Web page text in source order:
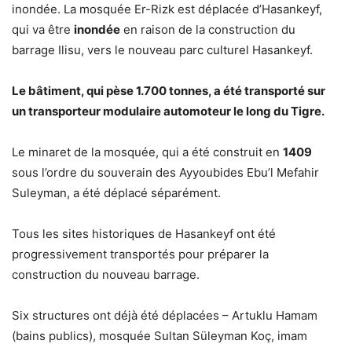
inondée. La mosquée Er-Rizk est déplacée d’Hasankeyf,
qui va être inondée en raison de la construction du
barrage Ilisu, vers le nouveau parc culturel Hasankeyf.
Le bâtiment, qui pèse 1.700 tonnes, a été transporté sur
un transporteur modulaire automoteur le long du Tigre.
Le minaret de la mosquée, qui a été construit en 1409
sous l’ordre du souverain des Ayyoubides Ebu’l Mefahir
Suleyman, a été déplacé séparément.
Tous les sites historiques de Hasankeyf ont été
progressivement transportés pour préparer la
construction du nouveau barrage.
Six structures ont déjà été déplacées – Artuklu Hamam
(bains publics), mosquée Sultan Süleyman Koç, imam